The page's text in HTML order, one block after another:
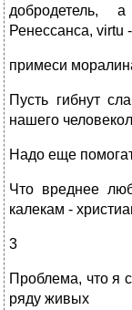
добродетель,
Ренессанса, virtu
примеси
Пусть гибнут
нашего
Надо еще
Что вреднее
калекам -
3
Проблема, что я
ряду живых